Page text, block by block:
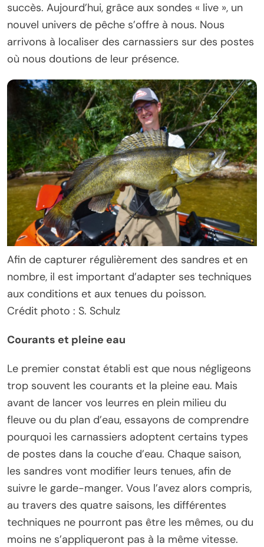
succès. Aujourd’hui, grâce aux sondes « live », un
nouvel univers de pêche s’offre à nous. Nous
arrivons à localiser des carnassiers sur des postes
où nous doutions de leur présence.
Afin de capturer régulièrement des sandres et en
nombre, il est important d’adapter ses techniques
aux conditions et aux tenues du poisson.
Crédit photo : S. Schulz
Courants et pleine eau
Le premier constat établi est que nous négligeons
trop souvent les courants et la pleine eau. Mais
avant de lancer vos leurres en plein milieu du
fleuve ou du plan d’eau, essayons de comprendre
pourquoi les carnassiers adoptent certains types
de postes dans la couche d’eau. Chaque saison,
les sandres vont modifier leurs tenues, afin de
suivre le garde-manger. Vous l’avez alors compris,
au travers des quatre saisons, les différentes
techniques ne pourront pas être les mêmes, ou du
moins ne s’appliqueront pas à la même vitesse.